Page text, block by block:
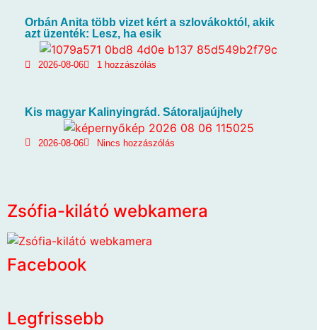
Orbán Anita több vizet kért a szlovákoktól, akik
azt üzenték: Lesz, ha esik
2026-08-06 1 hozzászólás
Kis magyar Kalinyingrád. Sátoraljaújhely
2026-08-06 Nincs hozzászólás
Zsófia-kilátó webkamera
Facebook
Legfrissebb